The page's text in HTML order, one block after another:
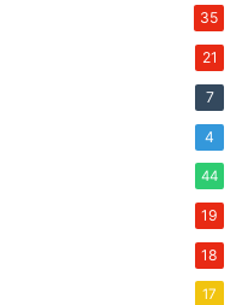
35
21
7
4
44
19
18
17